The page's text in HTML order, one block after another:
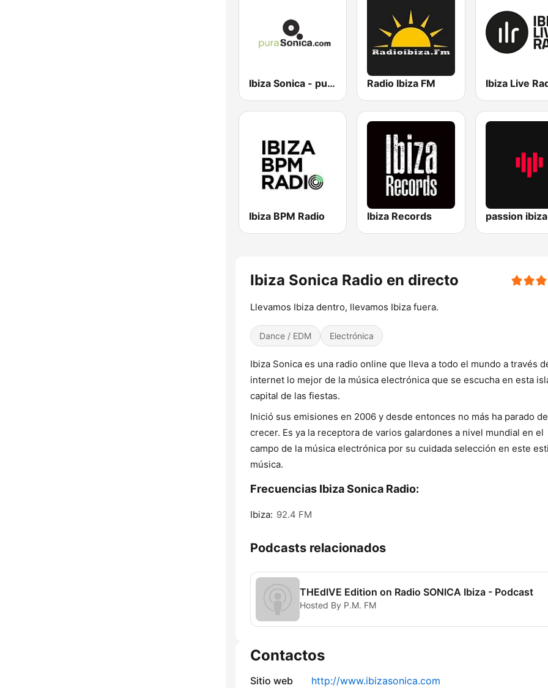
Ibiza Sonica - puraSonica.com Radio Ibiza FM Ibiza Live
Ibiza BPM Radio Ibiza Records
Ibiza Sonica Radio en directo
Llevamos Ibiza dentro, llevamos Ibiza fuera.
Dance / EDM Electrónica
Ibiza Sonica es una radio online que lleva a todo el mundo a través
internet lo mejor de la música electrónica que se escucha en esta
capital de las fiestas.
Inició sus emisiones en 2006 y desde entonces no más ha parado de
crecer. Es ya la receptora de varios galardones a nivel mundial en el
campo de la música electrónica por su cuidada selección en este
música.
Frecuencias Ibiza Sonica Radio:
Ibiza: 92.4 FM
Podcasts relacionados
THEdIVE Edition on Radio SONICA Ibiza - Podcast
Hosted By P.M. FM
Contactos
Sitio web
http://www.ibizasonica.com